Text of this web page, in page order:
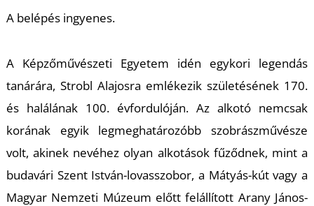
A belépés ingyenes.
A Képzőművészeti Egyetem idén egykori legendás
tanárára, Strobl Alajosra emlékezik születésének 170.
és halálának 100. évfordulóján. Az alkotó nemcsak
korának egyik legmeghatározóbb szobrászművésze
volt, akinek nevéhez olyan alkotások fűződnek, mint a
budavári Szent István-lovasszobor, a Mátyás-kút vagy a
Magyar Nemzeti Múzeum előtt felállított Arany János-